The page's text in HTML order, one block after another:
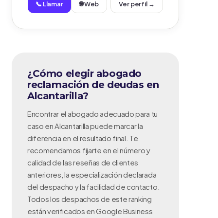
📞 Llamar 🌐 Web Ver perfil →
¿Cómo elegir abogado
reclamación de deudas en
Alcantarilla?
Encontrar el abogado adecuado para tu
caso en Alcantarilla puede marcar la
diferencia en el resultado final. Te
recomendamos fijarte en el número y
calidad de las reseñas de clientes
anteriores, la especialización declarada
del despacho y la facilidad de contacto.
Todos los despachos de este ranking
están verificados en Google Business